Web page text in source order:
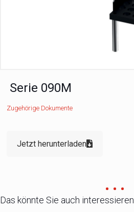
Serie 090M
Zugehörige Dokumente
Jetzt herunterladen
Das könnte Sie auch interessieren